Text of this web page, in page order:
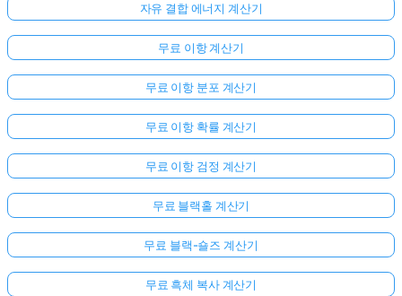
직
자유 결합 에너지 계산기
무료 이항 계산기
무료 이항 분포 계산기
무료 이항 확률 계산기
무료 이항 검정 계산기
무료 블랙홀 계산기
무료 블랙-숄즈 계산기
무료 흑체 복사 계산기